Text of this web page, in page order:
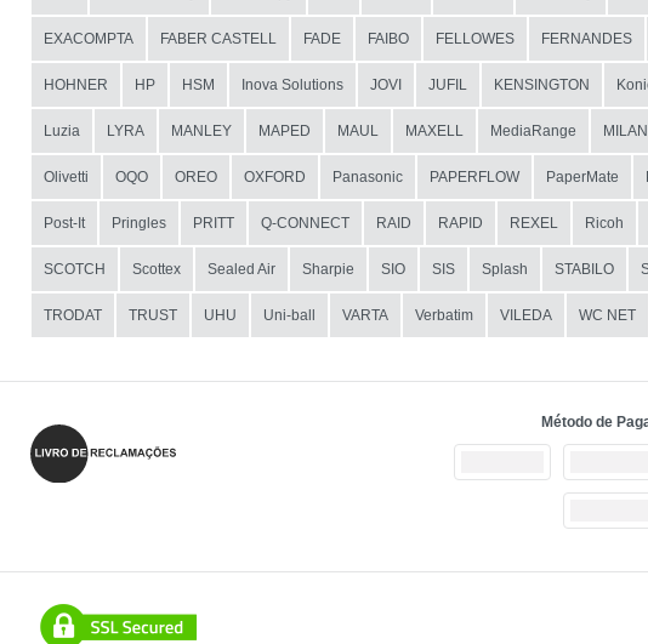
EXACOMPTA FABER CASTELL FADE FAIBO FELLOWES FERNANDES
HOHNER HP HSM Inova Solutions JOVI JUFIL KENSINGTON
Luzia LYRA MANLEY MAPED MAUL MAXELL MediaRange MILAN
Olivetti OQO OREO OXFORD Panasonic PAPERFLOW PaperMate
Post-It Pringles PRITT Q-CONNECT RAID RAPID REXEL Ricoh
SCOTCH Scottex Sealed Air Sharpie SIO SIS Splash STABILO
TRODAT TRUST UHU Uni-ball VARTA Verbatim VILEDA WC NET
Método de